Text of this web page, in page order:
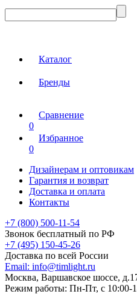
Каталог
Бренды
Сравнение
0
Избранное
0
Дизайнерам и оптовикам
Гарантия и возврат
Доставка и оплата
Контакты
+7 (800) 500-11-54
Звонок бесплатный по РФ
+7 (495) 150-45-26
Доставка по всей России
Email: info@timlight.ru
Москва, Варшавское шоссе,
Режим работы: Пн-Пт, с 10:00-